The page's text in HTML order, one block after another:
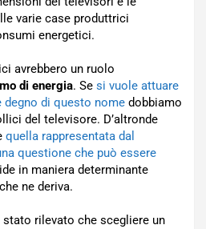
varie case produttrici
energetici.
avrebbero un ruolo
di energia. Se si vuole attuare
di questo nome dobbiamo
del televisore. D’altronde
quella rappresentata dal
questione che può essere
in maniera determinante
che ne deriva.
stato rilevato che scegliere un